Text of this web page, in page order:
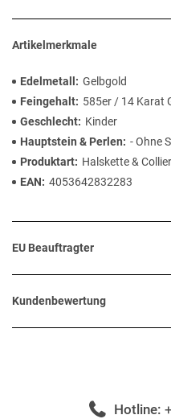
Artikelmerkmale
Edelmetall
Gelbgold
Feingehalt
585er / 14 Karat
Geschlecht
Kinder
Hauptstein & Perlen
- Ohne
Produktart
Halskette & Collier
EAN
4053642832283
EU Beauftragter
Kundenbewertung
Hotline: